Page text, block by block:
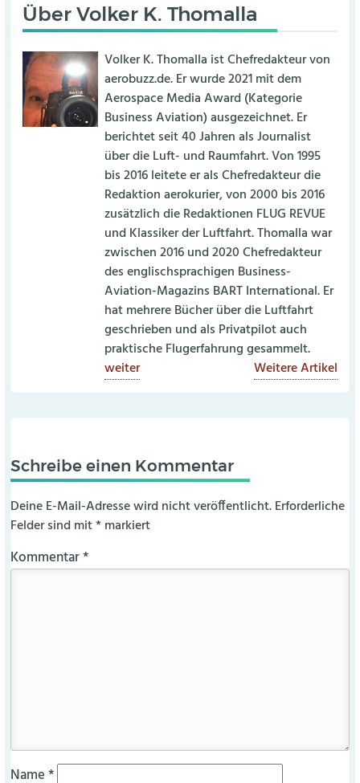
ÜberVolker K. Thomalla
Volker K. Thomalla ist Chefredakteur von
aerobuzz.de. Er wurde 2021 mit dem
Aerospace Media Award (Kategorie
Business Aviation) ausgezeichnet. Er
berichtet seit 40 Jahren als Journalist
über die Luft- und Raumfahrt. Von 1995
bis 2016 leitete er als Chefredakteur die
Redaktion aerokurier, von 2000 bis 2016
zusätzlich die Redaktionen FLUG REVUE
und Klassiker der Luftfahrt. Thomalla war
zwischen 2016 und 2020 Chefredakteur
des englischsprachigen Business-
Aviation-Magazins BART International. Er
hat mehrere Bücher über die Luftfahrt
geschrieben und als Privatpilot auch
praktische Flugerfahrung gesammelt.
weiter
Weitere Artikel
Schreibe einen Kommentar
Deine E-Mail-Adresse wird nicht veröffentlicht. Erforderliche
Felder sind mit*markiert
Kommentar*
Name*